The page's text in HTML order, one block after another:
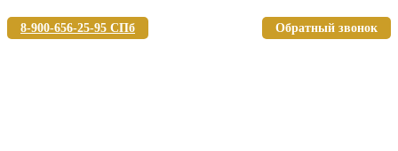
8-900-656-25-95 СПб Обратный звонок